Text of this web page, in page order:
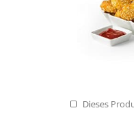
Dieses